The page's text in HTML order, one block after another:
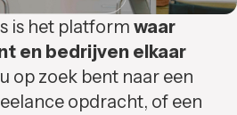
is het platform waar
en bedrijven elkaar
op zoek bent naar een
opdracht, of een